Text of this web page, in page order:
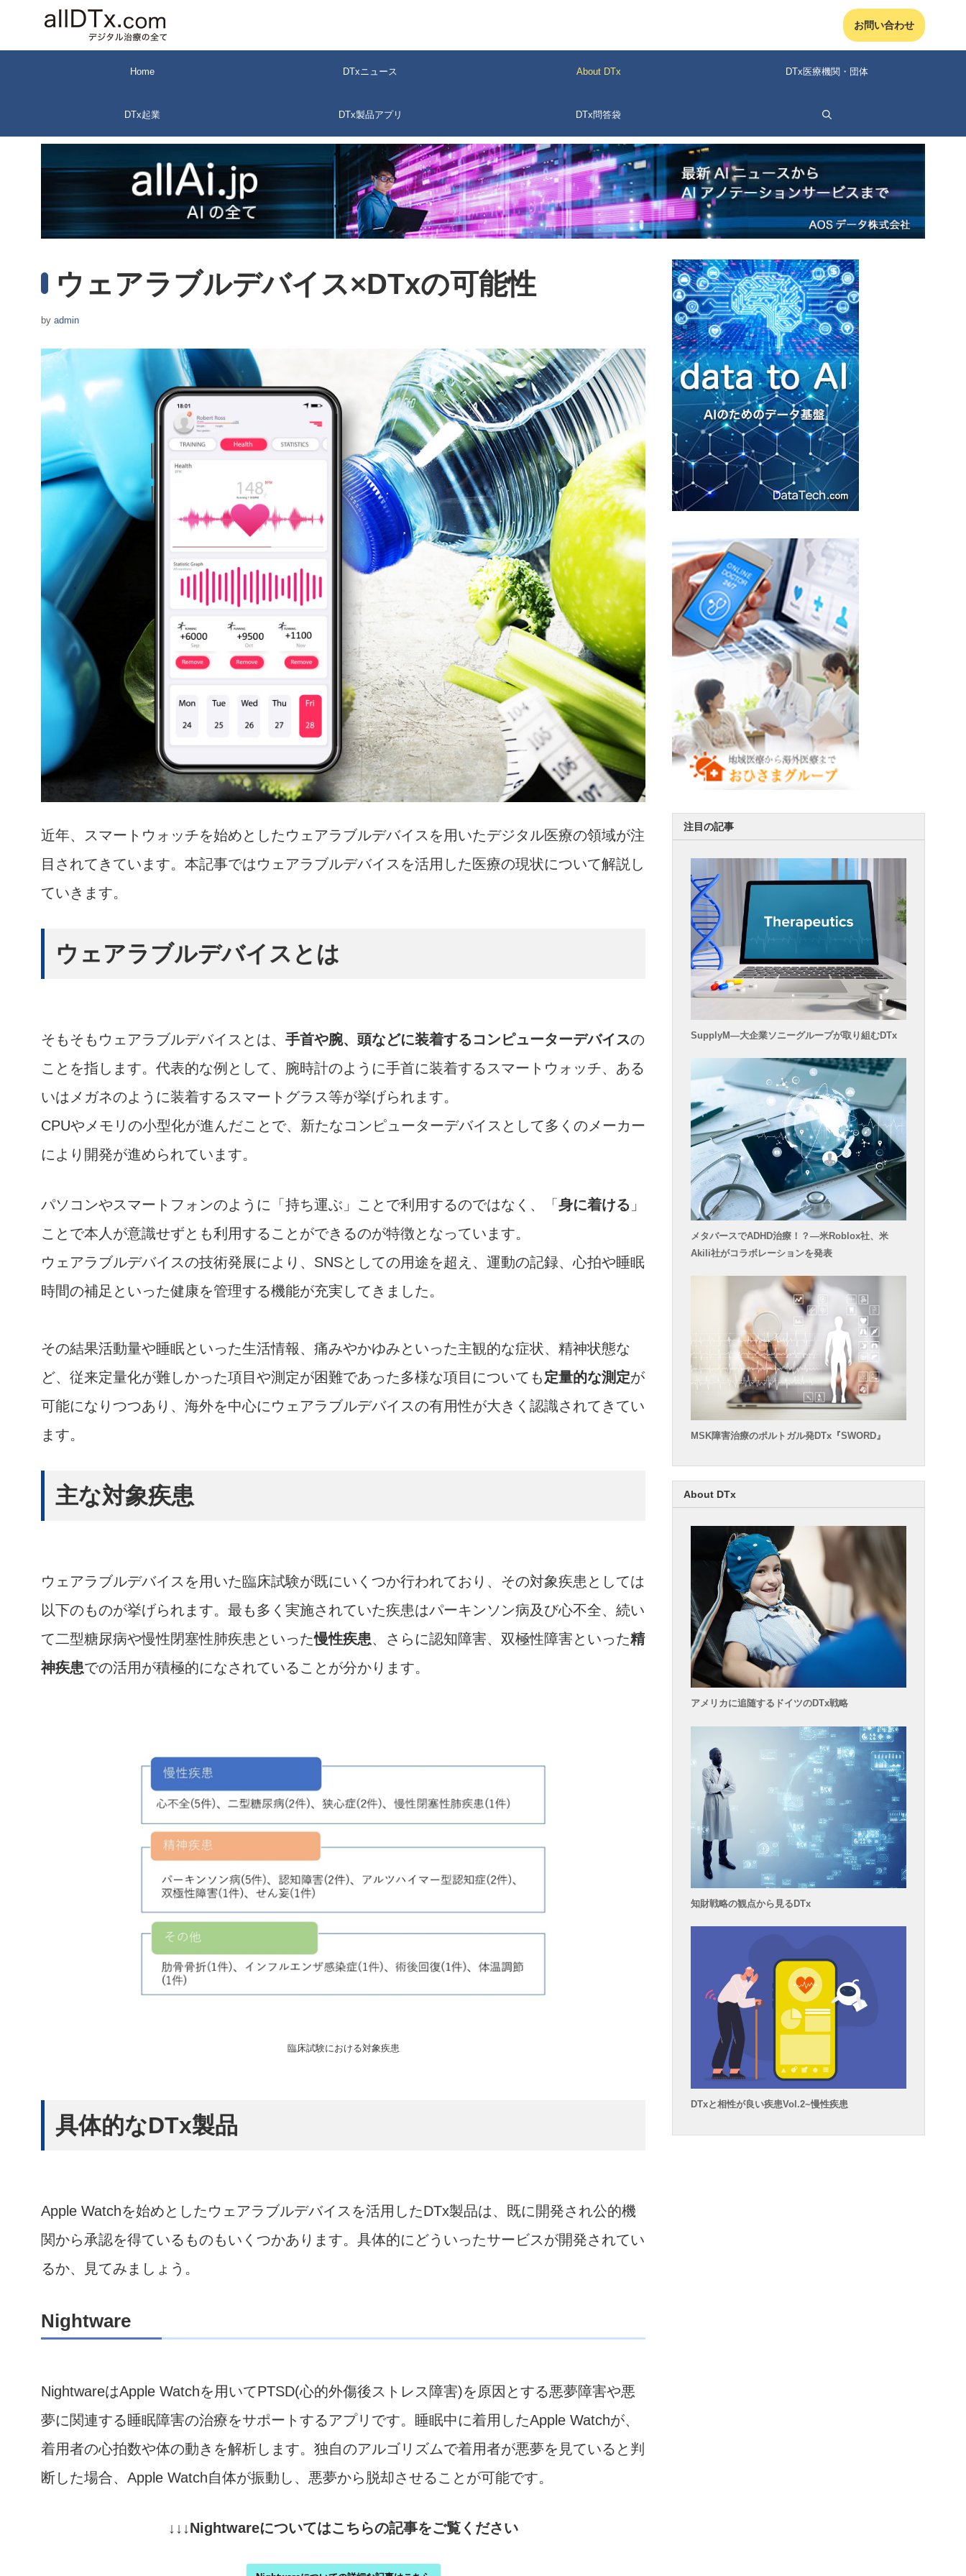
キ
お問い合わせ
Home DTxニュース About DTx DTx医療機関・団体
DTx起業 DTx製品アプリ DTx問答袋
ウェアラブルデバイス×DTxの可能性
by admin
近年、スマートウォッチを始めとしたウェアラブルデバイスを用いたデジタル医療の領域が注
目されてきています。本記事ではウェアラブルデバイスを活用した医療の現状について解説し
ていきます。
ウェアラブルデバイスとは
そもそもウェアラブルデバイスとは、 手首や腕、頭などに装着するコンピューターデバイスの
ことを指します。代表的な例として、腕時計のように手首に装着するスマートウォッチ、ある
いはメガネのように装着するスマートグラス等が挙げられます。
CPUやメモリの小型化が進んだことで、新たなコンピューターデバイスとして多くのメーカー
により開発が進められています。
パソコンやスマートフォンのように「持ち運ぶ」ことで利用するのではなく、「 身に着ける 」
ことで本人が意識せずとも利用することができるのが特徴となっています。
ウェアラブルデバイスの技術発展により、SNSとしての用途を超え、運動の記録、心拍や睡眠
時間の補足といった健康を管理する機能が充実してきました。
その結果活動量や睡眠といった生活情報、痛みやかゆみといった主観的な症状、精神状態な
ど、従来定量化が難しかった項目や測定が困難であった多様な項目についても定量的な測定が
可能になりつつあり、海外を中心にウェアラブルデバイスの有用性が大きく認識されてきてい
ます。
主な対象疾患
ウェアラブルデバイスを用いた臨床試験が既にいくつか行われており、その対象疾患としては
以下のものが挙げられます。最も多く実施されていた疾患はパーキンソン病及び心不全、続い
て二型糖尿病や慢性閉塞性肺疾患といった慢性疾患、さらに認知障害、双極性障害といった精
神疾患での活用が積極的になされていることが分かります。
臨床試験における対象疾患
具体的なDTx製品
Apple Watchを始めとしたウェアラブルデバイスを活用したDTx製品は、既に開発され公的機
関から承認を得ているものもいくつかあります。具体的にどういったサービスが開発されてい
るか、見てみましょう。
Nightware
NightwareはApple Watchを用いてPTSD(心的外傷後ストレス障害)を原因とする悪夢障害や悪
夢に関連する睡眠障害の治療をサポートするアプリです。睡眠中に着用したApple Watchが、
着用者の心拍数や体の動きを解析します。独自のアルゴリズムで着用者が悪夢を見ていると判
断した場合、Apple Watch自体が振動し、悪夢から脱却させることが可能です。
↓↓↓Nightwareについてはこちらの記事をご覧ください
注目の記事
SupplyM―大企業ソニーグループが取り組むDTx
メタバースでADHD治療！？―米Roblox社、米
Akili社がコラボレーションを発表
MSK障害治療のポルトガル発DTx『SWORD』
About DTx
アメリカに追随するドイツのDTx戦略
知財戦略の観点から見るDTx
DTxと相性が良い疾患Vol.2~慢性疾患